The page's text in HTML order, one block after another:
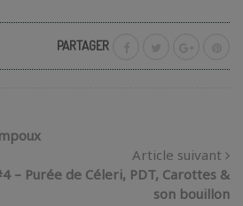
PARTAGER
Article suivant
– Purée de Céleri, PDT, Carottes &
son bouillon